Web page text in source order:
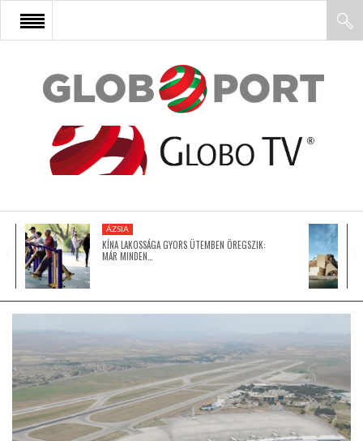
FŐOLDAL
AFRIKA
ÁZSIA
LATIN-AMERIKA
KÖZEL-KELET
ÁZSIA
KÍNA LAKOSSÁGA GYORS ÜTEMBEN ÖREGSZIK:
MÁR MINDEN…